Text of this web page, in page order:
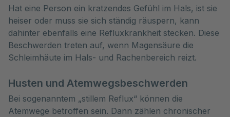
Hat eine Person ein kratzendes Gefühl im Hals, ist sie
heiser oder muss sie sich ständig räuspern, kann
dahinter ebenfalls eine Refluxkrankheit stecken. Diese
Beschwerden treten auf, wenn Magensäure die
Schleimhäute im Hals- und Rachenbereich reizt.
Husten und Atemwegsbeschwerden
Bei sogenanntem „stillem Reflux“ können die
Atemwege betroffen sein. Dann zählen chronischer